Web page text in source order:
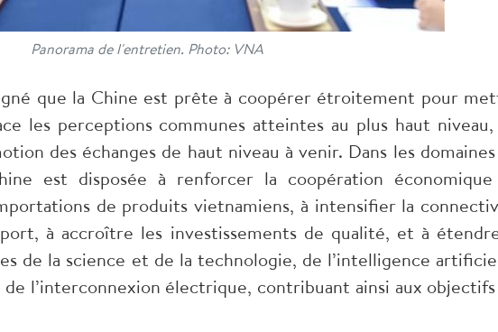
Panorama de l'entretien. Photo: VNA
que la Chine est prête à coopérer étroitement pour
les perceptions communes atteintes au plus haut
des échanges de haut niveau à venir. Dans les
est disposée à renforcer la coopération
de produits vietnamiens, à intensifier la
à accroître les investissements de qualité, et à
de la science et de la technologie, de l’intelligence
l’interconnexion électrique, contribuant ainsi aux